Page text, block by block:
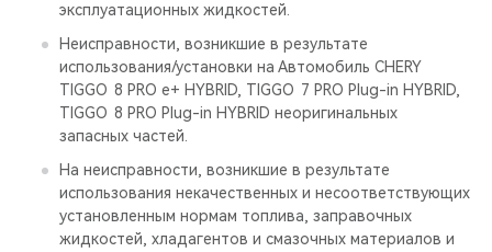
эксплуатационных жидкостей.
Неисправности, возникшие в результате
использования/установки на Автомобиль CHERY
TIGGO 8 PRO е+ HYBRID, TIGGO 7 PRO Plug-in HYBRID,
TIGGO 8 PRO Plug-in HYBRID неоригинальных
запасных частей.
На неисправности, возникшие в результате
использования некачественных и несоответствующих
установленным нормам топлива, заправочных
жидкостей, хладагентов и смазочных материалов и